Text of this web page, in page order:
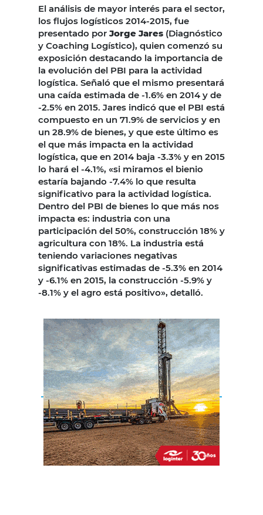
El análisis de mayor interés para el sector,
los flujos logísticos 2014-2015, fue
presentado por Jorge Jares (Diagnóstico
y Coaching Logístico), quien comenzó su
exposición destacando la importancia de
la evolución del PBI para la actividad
logística. Señaló que el mismo presentará
una caída estimada de -1.6% en 2014 y de
-2.5% en 2015. Jares indicó que el PBI está
compuesto en un 71.9% de servicios y en
un 28.9% de bienes, y que este último es
el que más impacta en la actividad
logística, que en 2014 baja -3.3% y en 2015
lo hará el -4.1%, «si miramos el bienio
estaría bajando -7.4% lo que resulta
significativo para la actividad logística.
Dentro del PBI de bienes lo que más nos
impacta es: industria con una
participación del 50%, construcción 18% y
agricultura con 18%. La industria está
teniendo variaciones negativas
significativas estimadas de -5.3% en 2014
y -6.1% en 2015, la construcción -5.9% y
-8.1% y el agro está positivo», detalló.